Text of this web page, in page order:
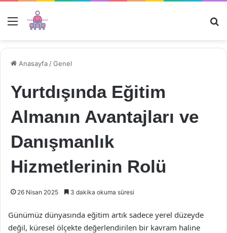
Menü
Anasayfa /Genel
Yurtdışında Eğitim
Almanın Avantajları ve
Danışmanlık
Hizmetlerinin Rolü
26 Nisan 2025 3 dakika okuma süresi
Günümüz dünyasında eğitim artık sadece yerel düzeyde
değil, küresel ölçekte değerlendirilen bir kavram haline